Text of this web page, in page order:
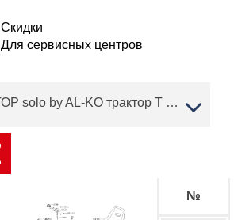
Скидки
Для сервисных центров
7 АККУМУЛЯТОР solo by AL-KO трактор T 16-103.7 HD V2 Артикул: 127444 с 02/2019 года
№